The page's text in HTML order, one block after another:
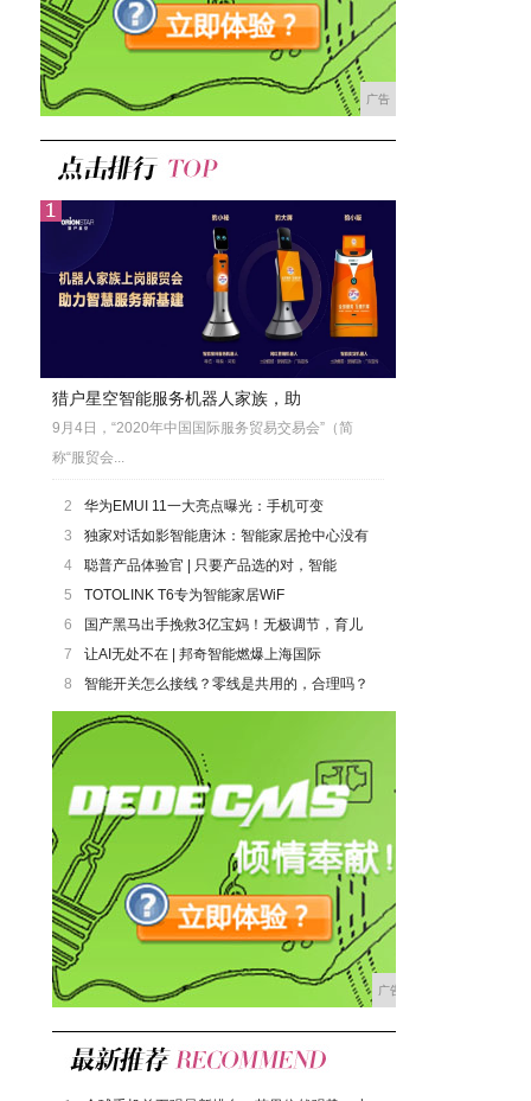
广告
猎户星空智能服务机器人家族，助
9月4日，“2020年中国国际服务贸易交易会”（简
称“服贸会...
2
华为EMUI 11一大亮点曝光：手机可变
3
独家对话如影智能唐沐：智能家居抢中心没有
4
聪普产品体验官 | 只要产品选的对，智能
5
TOTOLINK T6专为智能家居WiF
6
国产黑马出手挽救3亿宝妈！无极调节，育儿
7
让AI无处不在 | 邦奇智能燃爆上海国际
8
智能开关怎么接线？零线是共用的，合理吗？
广告